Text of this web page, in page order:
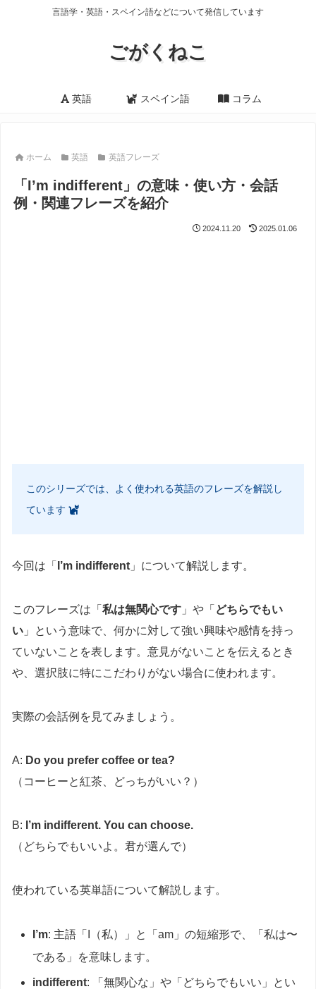
言語学・英語・スペイン語などについて発信しています
ごがくねこ
英語 スペイン語 コラム
ホーム 英語 英語フレーズ
「I’m indifferent」の意味・使い方・会話
例・関連フレーズを紹介
2024.11.20 2025.01.06
このシリーズでは、よく使われる英語のフレーズを解説し
ています
今回は「 I’m indifferent 」について解説します。
このフレーズは「 私は無関心です 」や「 どちらでもい
い 」という意味で、何かに対して強い興味や感情を持っ
ていないことを表します。意見がないことを伝えるとき
や、選択肢に特にこだわりがない場合に使われます。
実際の会話例を見てみましょう。
A: Do you prefer coffee or tea?
（コーヒーと紅茶、どっちがいい？）
B: I’m indifferent. You can choose.
（どちらでもいいよ。君が選んで）
使われている英単語について解説します。
I’m: 主語「I（私）」と「am」の短縮形で、「私は〜
である」を意味します。
indifferent: 「無関心な」や「どちらでもいい」とい